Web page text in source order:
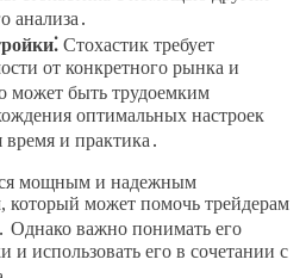
анализа․
Стохастик требует
от конкретного рынка и
может быть трудоемким
оптимальных настроек
время и практика․
мощным и надежным
который может помочь трейдерам
Однако важно понимать его
и использовать его в сочетании с